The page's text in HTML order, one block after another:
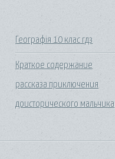
Географія 10 клас гдз
Краткое содержание
рассказа приключения
доисторического мальчика